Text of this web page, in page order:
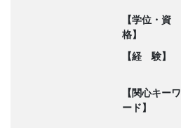
【学位・資
格】
【経 験】
【関心キーワ
ード】